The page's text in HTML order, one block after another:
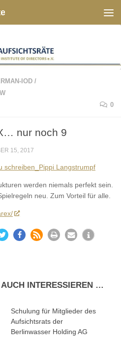
IOD /
0
nur noch 9
15, 2017
werden niemals perfekt sein.
neu. Zum Vorteil für alle.
INTERESSIEREN …
Schulung für Mitglieder des
Aufsichtsrats der
Berlinwasser Holding AG